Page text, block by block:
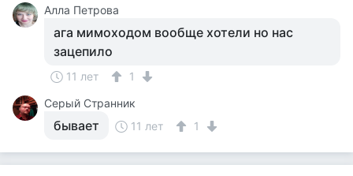
Алла Петрова
ага мимоходом вообще хотели но нас
зацепило
11 лет
1
Серый Странник
бывает 11 лет 1